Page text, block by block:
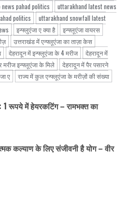
news pahad politics
uttarakhand latest news
politics
uttarakhand snowfall latest
इन्फ्लुएंजा ए क्या है
इन्फ्लूएंजा वायरस
उत्तराखंड में एन्फ्लूएंजा का ताज़ा केस
देहरादून में इन्फ्लूएंजा के 4 मरीज
देहरादून में
मरीज इन्फ्लूएंजा के मिले
देहरादून में पैर पसारने
ए राज्य में कुल एन्फ्लूएंजा के मरीज़ों की संख्या
रूपये में हेयरकटिंग – रामभक्त का
कल्याण के लिए संजीवनी है योग – वीर